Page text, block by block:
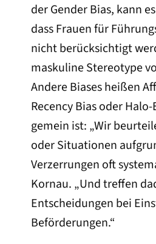
der Gender Bias, kann
dass Frauen für
nicht berücksichtigt
maskuline Stereotype
Andere Biases heißen
Recency Bias oder
gemein ist: „Wir
oder Situationen
Verzerrungen oft
Kornau. „Und treffen
Entscheidungen bei
Beförderungen.“